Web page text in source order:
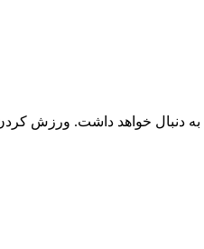
به دنبال خواهد داشت. ورزش